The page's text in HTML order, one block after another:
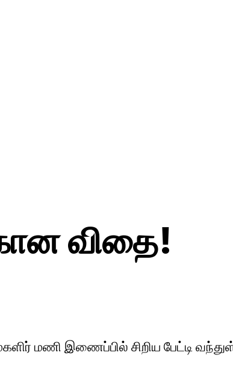
விதை!
மணி இணைப்பில் சிறிய பேட்டி